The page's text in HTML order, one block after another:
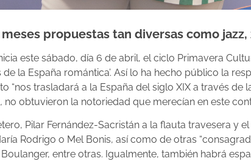
propuestas tan diversas como
este sábado, día 6 de abril, el ciclo Primavera
la España romántica’. Así lo ha hecho público la
“nos trasladará a la España del siglo XIX a través
obtuvieron la notoriedad que merecían en este
Pilar Fernández-Sacristán a la flauta travesera y
Rodrigo o Mel Bonis, así como de otras
entre otras. Igualmente, también habrá